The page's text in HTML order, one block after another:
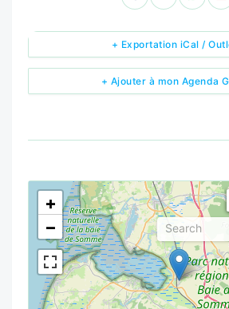
+ Ajouter à mon Agenda
+ Exportation iCal /
<!---->
+
−